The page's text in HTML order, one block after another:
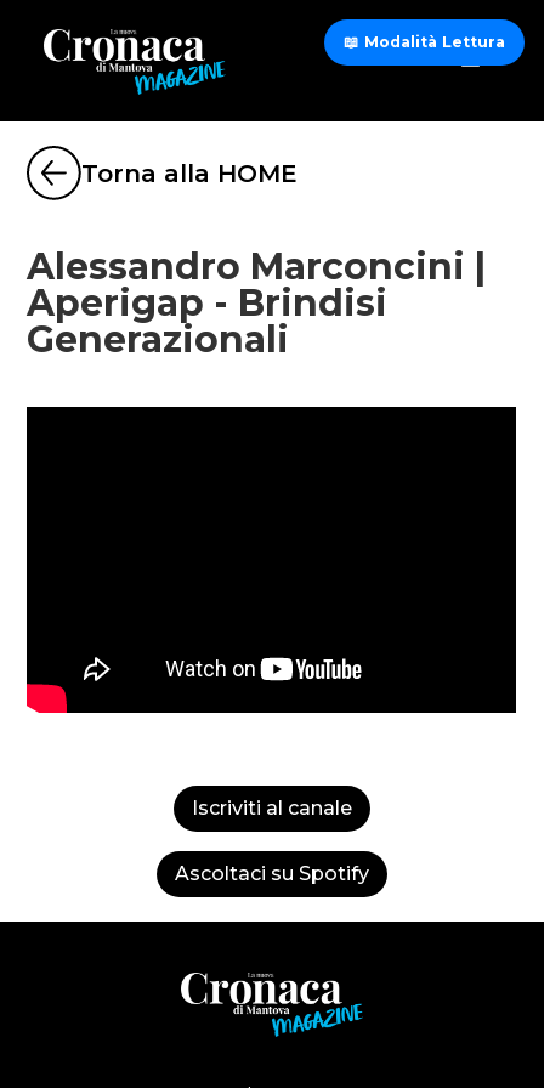
Torna alla HOME
Alessandro Marconcini |
Aperigap - Brindisi
Generazionali
Iscriviti al canale
Ascoltaci su Spotify
📖 Modalità Lettura